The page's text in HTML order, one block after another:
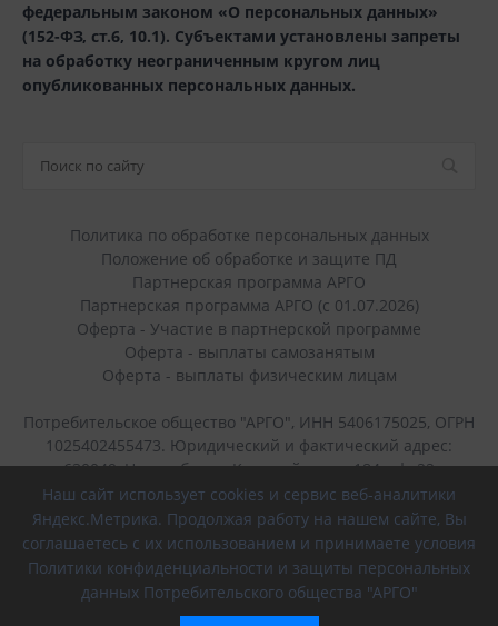
федеральным законом «О персональных данных»
(152-ФЗ, ст.6, 10.1). Субъектами установлены запреты
на обработку неограниченным кругом лиц
опубликованных персональных данных.
Политика по обработке персональных данных
Положение об обработке и защите ПД
Партнерская программа АРГО
Партнерская программа АРГО (с 01.07.2026)
Оферта - Участие в партнерской программе
Оферта - выплаты самозанятым
Оферта - выплаты физическим лицам
Потребительское общество "АРГО", ИНН 5406175025, ОГРН
1025402455473. Юридический и фактический адрес:
630049, Новосибирск, Красный пр-кт, 184, оф. 22
+7 (383) 236-40-45
г. Новосибирск, Красный проспект, 184
8 (800) 700-56-43
Наш сайт использует cookies и сервис веб-аналитики
Яндекс.Метрика. Продолжая работу на нашем сайте, Вы
соглашаетесь с их использованием и принимаете условия
Политики конфиденциальности и защиты персональных
данных Потребительского общества "АРГО"